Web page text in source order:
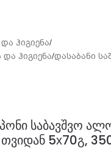
ჰიგიენა/
და ჰიგიენა/დასაბანი
საბავშვო
5х70გ,